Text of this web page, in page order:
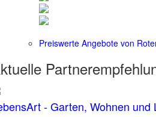
Preiswerte Angebote von
- Garten, Wohnen und